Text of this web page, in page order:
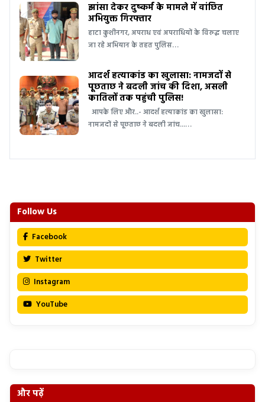
झांसा देकर दुष्कर्म के मामले में वांछित
अभियुक्त गिरफ्तार
हाटा कुशीनगर, अपराध एवं अपराधियों के विरुद्ध चलाए
जा रहे अभियान के तहत पुलिस…
आदर्श हत्याकांड का खुलासा: नामजदों से
पूछताछ ने बदली जांच की दिशा, असली
कातिलों तक पहुंची पुलिस!
आपके लिए और..- आदर्श हत्याकांड का खुलासा:
नामजदों से पूछताछ ने बदली जांच...…
Follow Us
Facebook
Twitter
Instagram
YouTube
और पढ़ें